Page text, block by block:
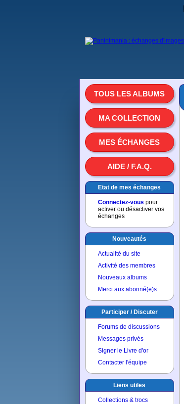
TOUS LES ALBUMS
MA COLLECTION
MES ÉCHANGES
AIDE / F.A.Q.
Etat de mes échanges
Connectez-vous pour
activer ou désactiver vos
échanges
Nouveautés
Actualité du site
Activité des membres
Nouveaux albums
Merci aux abonné(e)s
Participer / Discuter
Forums de discussions
Messages privés
Signer le Livre d'or
Contacter l'équipe
Liens utiles
Collections & trocs